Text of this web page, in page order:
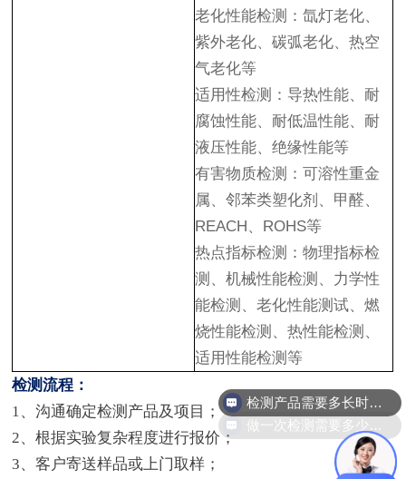
老化性能检测：氙灯老化、
紫外老化、碳弧老化、热空
气老化等
适用性检测：导热性能、耐
腐蚀性能、耐低温性能、耐
液压性能、绝缘性能等
有害物质检测：可溶性重金
属、邻苯类塑化剂、甲醛、
REACH、ROHS等
热点指标检测：物理指标检
测、机械性能检测、力学性
能检测、老化性能测试、燃
烧性能检测、热性能检测、
适用性能检测等
检测流程：
1、沟通确定检测产品及项目；
2、根据实验复杂程度进行报价；
3、客户寄送样品或上门取样；
做一次检测需要多少钱？